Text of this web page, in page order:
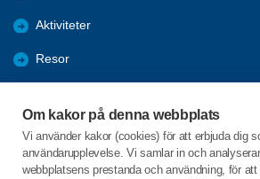
Om kakor på denna webbplats
Vi använder kakor (cookies) för att erbjuda dig
användarupplevelse. Vi samlar in och
webbplatsens prestanda och användning, för
Aktiviteter
Resor
Bildgalleri